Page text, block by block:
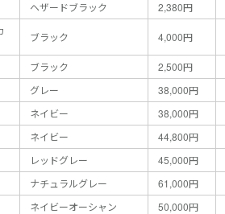
ヘザードブラック 2,380円
ブラック 4,000円
ブラック 2,500円
グレー 38,000円
ネイビー 38,000円
ネイビー 44,800円
レッドグレー 45,000円
ナチュラルグレー 61,000円
ネイビーオーシャン 50,000円